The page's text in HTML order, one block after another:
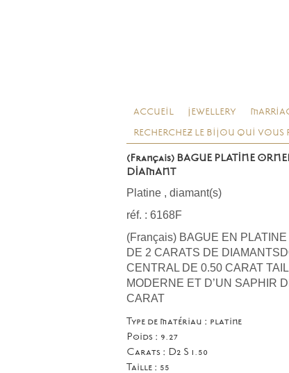
ACCUEIL JEWELLERY
RECHERCHEZ LE BIJOU QUI VOUS
(Français) BAGUE PLATINE
DIAMANT
Platine , diamant(s)
réf. : 6168F
(Français) BAGUE EN
DE 2 CARATS DE
CENTRAL DE 0.50 CARAT
MODERNE ET D’UN SAPHIR
CARAT
Type de matériau : platine
Poids : 9.27
Carats : D2 S 1.50
Taille : 55